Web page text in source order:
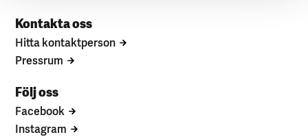
Kontakta oss
Hitta kontaktperson
Pressrum
Följ oss
Facebook
Instagram